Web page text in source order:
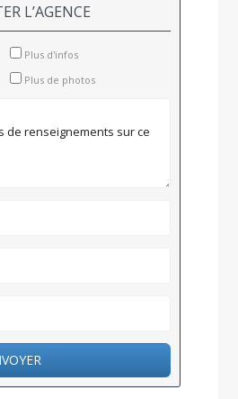
L’AGENCE
Plus d'infos
Plus de photos